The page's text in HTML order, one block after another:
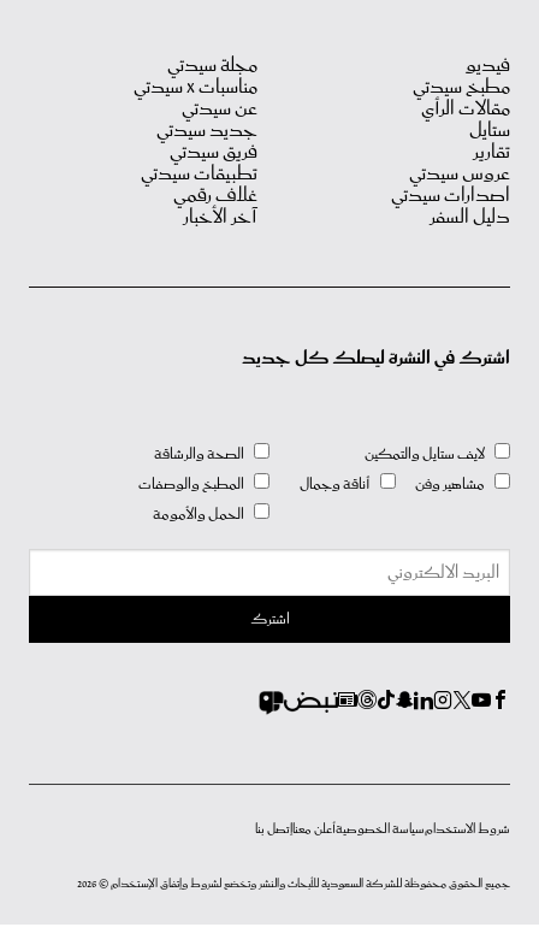
فيديو
مطبخ سيدتي
مقالات الرأي
ستايل
تقارير
عروس سيدتي
اصدارات سيدتي
دليل السفر
مجلة سيدتي
مناسبات X سيدتي
عن سيدتي
جديد سيدتي
فريق سيدتي
تطبيقات سيدتي
غلاف رقمي
آخر الأخبار
اشترك في النشرة ليصلك كل جديد
لايف ستايل والتمكين
مشاهير وفن
أناقة وجمال
الصحة والرشاقة
المطبخ والوصفات
الحمل والأمومة
شروط الاستخدامسياسة الخصوصيةأعلن معناإتصل بنا
جميع الحقوق محفوظة للشركة السعودية للأبحاث والنشر وتخضع لشروط وإتفاق الإستخدام © 2026